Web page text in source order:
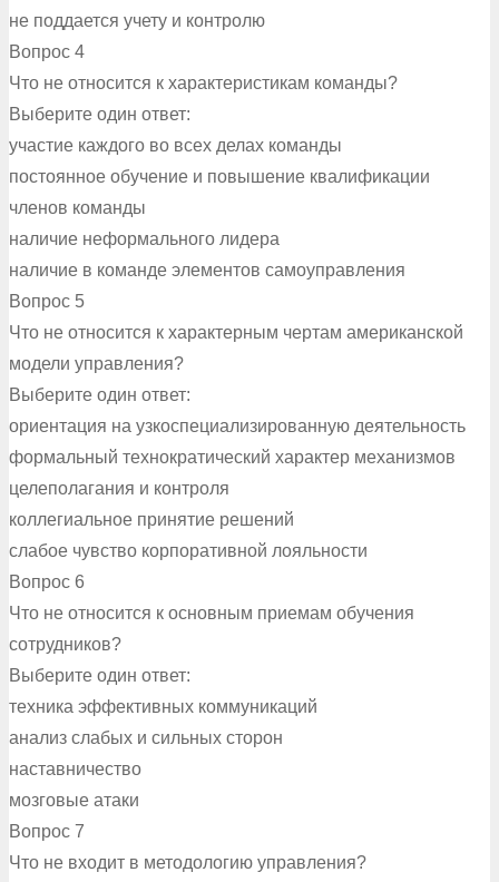
не поддается учету и контролю
Вопрос 4
Что не относится к характеристикам команды?
Выберите один ответ:
участие каждого во всех делах команды
постоянное обучение и повышение квалификации
членов команды
наличие неформального лидера
наличие в команде элементов самоуправления
Вопрос 5
Что не относится к характерным чертам американской
модели управления?
Выберите один ответ:
ориентация на узкоспециализированную деятельность
формальный технократический характер механизмов
целеполагания и контроля
коллегиальное принятие решений
слабое чувство корпоративной лояльности
Вопрос 6
Что не относится к основным приемам обучения
сотрудников?
Выберите один ответ:
техника эффективных коммуникаций
анализ слабых и сильных сторон
наставничество
мозговые атаки
Вопрос 7
Что не входит в методологию управления?